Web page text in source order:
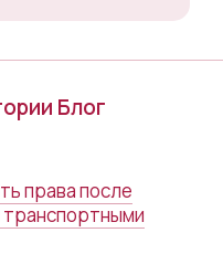
Блог
права после
транспортными